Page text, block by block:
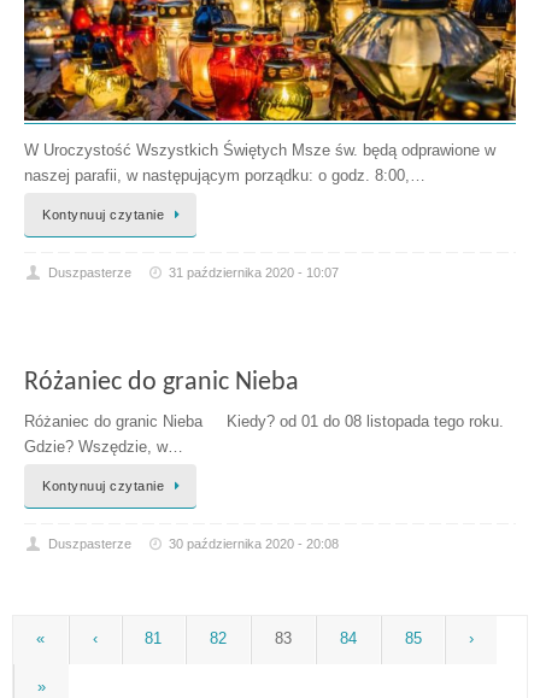
W Uroczystość Wszystkich Świętych Msze św. będą odprawione w
naszej parafii, w następującym porządku: o godz. 8:00,…
Kontynuuj czytanie
Duszpasterze 31 października 2020 - 10:07
Różaniec do granic Nieba
Różaniec do granic Nieba Kiedy? od 01 do 08 listopada tego roku.
Gdzie? Wszędzie, w…
Kontynuuj czytanie
Duszpasterze 30 października 2020 - 20:08
« ‹ 81 82 83 84 85 ›
»